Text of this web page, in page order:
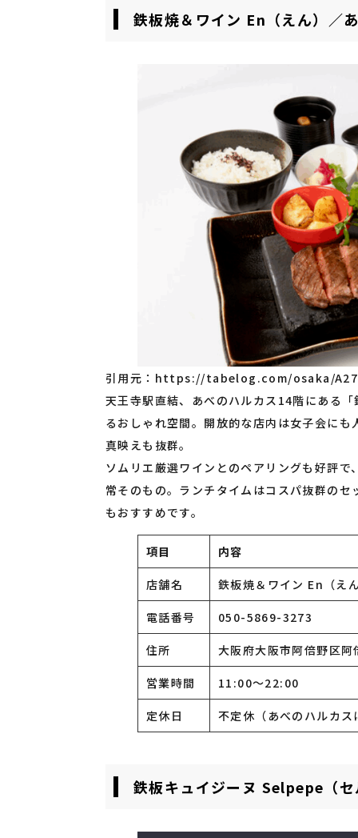
鉄板焼＆ワイン En（えん）／
引用元： https://tabelog.com/osaka/
天王寺駅直結、あべのハルカス14階にある
るおしゃれ空間。開放的な店内は女子会に
真映えも抜群。
ソムリエ厳選ワインとのペアリングも好評
常そのもの。ランチタイムはコスパ抜群の
もおすすめです。
項目 内容
店舗名 鉄板焼＆ワイン En（え
電話番号 050-5869-3273
住所 大阪府大阪市阿倍野区
営業時間 11:00～22:00
定休日 不定休（あべのハルカス
鉄板キュイジーヌ Selpepe（